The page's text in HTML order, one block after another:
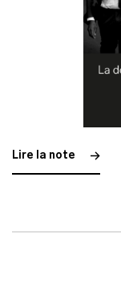
Lire la note